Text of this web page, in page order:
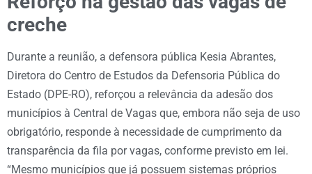
creche
Durante a reunião, a defensora pública Kesia Abrantes,
Diretora do Centro de Estudos da Defensoria Pública do
Estado (DPE-RO), reforçou a relevância da adesão dos
municípios à Central de Vagas que, embora não seja de uso
obrigatório, responde à necessidade de cumprimento da
transparência da fila por vagas, conforme previsto em lei.
“Mesmo municípios que já possuem sistemas próprios